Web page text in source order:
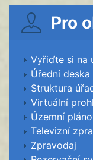
Pro
Vyřiďte si na
Úřední deska
Struktura
Virtuální
Územní
Televizní
Zpravodaj